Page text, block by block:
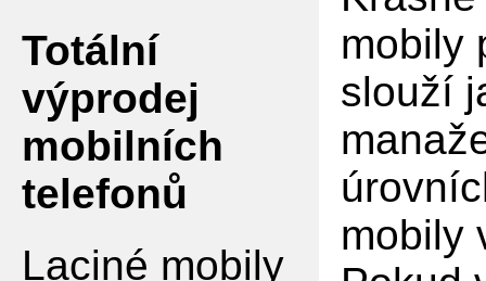
Totální
výprodej
mobilních
telefonů
Laciné mobily
mobily
slouží
mobily